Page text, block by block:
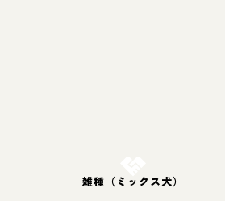
雑種（ミックス犬）